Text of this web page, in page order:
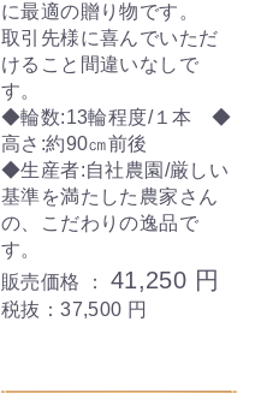
に最適の贈り物です。
取引先様に喜んでいただ
けること間違いなしで
す。
◆輪数:13輪程度/１本 ◆
高さ:約90㎝前後
◆生産者:自社農園/厳しい
基準を満たした農家さん
の、こだわりの逸品で
す。
販売価格 ： 41,250 円
税抜：37,500 円